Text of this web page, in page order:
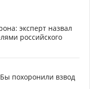
эксперт назвал
российского
похоронили взвод